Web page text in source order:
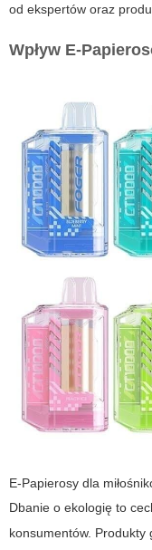
od ekspertów oraz
Wpływ E-
E-Papierosy dla
Dbanie o ekologię to
konsumentów. Produkty